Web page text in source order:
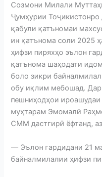
Созмони Милали
Ҷумҳурии Тоҷикистонро
қабули қатъномаи
ин қатънома соли 2025
ҳифзи пиряхҳо эълон
қатънома шаҳодати
боло зикри
обу иқлим мебошад. Дар
пешниҳодҳои
муҳтарам Эмомалӣ
СММ дастгирӣ ёфтанд,
— Эълон гардидани 21
байналмилалии ҳифзи